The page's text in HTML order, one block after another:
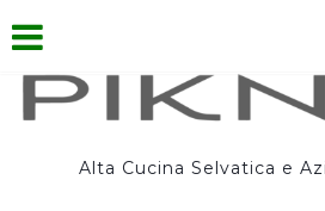
Alta Cucina Selvatica e